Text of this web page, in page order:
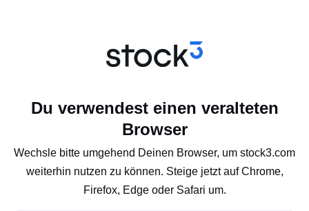
Du verwendest einen veralteten
Browser
Wechsle bitte umgehend Deinen Browser, um stock3.com
weiterhin nutzen zu können. Steige jetzt auf Chrome,
Firefox, Edge oder Safari um.